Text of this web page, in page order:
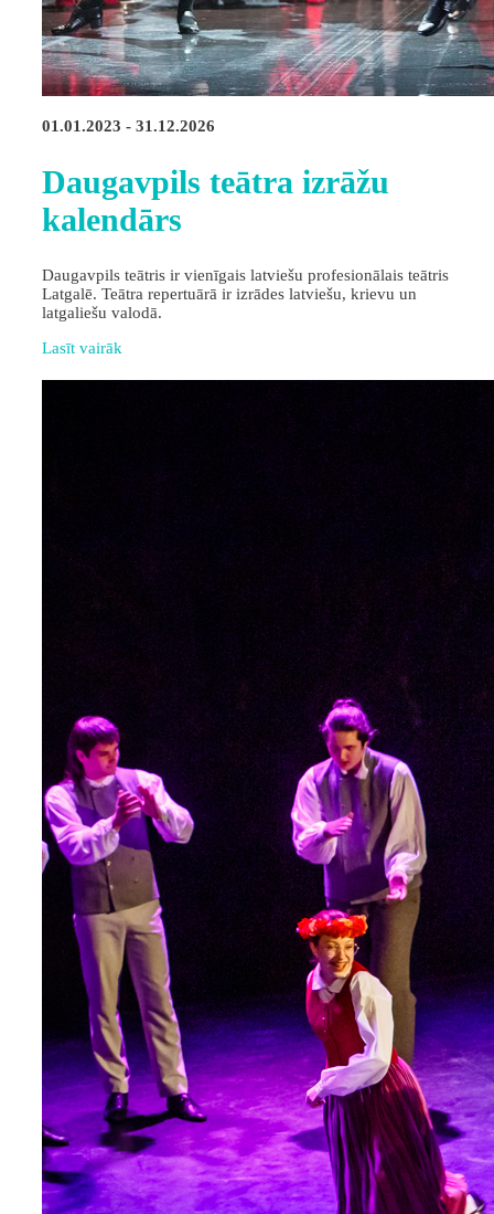
01.01.2023 - 31.12.2026
Daugavpils teātra izrāžu
kalendārs
Daugavpils teātris ir vienīgais latviešu profesionālais teātris
Latgalē. Teātra repertuārā ir izrādes latviešu, krievu un
latgaliešu valodā.
Lasīt vairāk